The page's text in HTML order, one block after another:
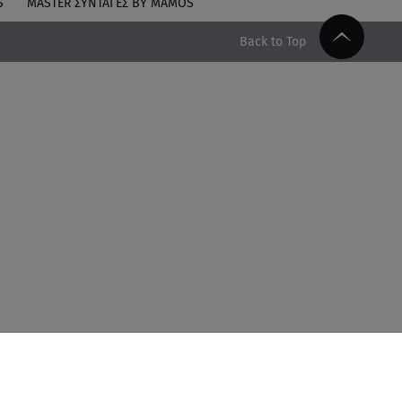
MASTER ΣΥΝΤΑΓΈΣ BY MAMOS
Back to Top